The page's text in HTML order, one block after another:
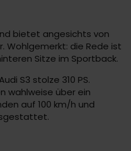
bietet angesichts von
Wohlgemerkt: die Rede ist
Sitze im Sportback.
S3 stolze 310 PS.
wahlweise über ein
auf 100 km/h und